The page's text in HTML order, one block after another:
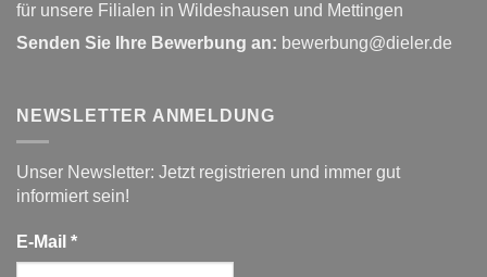
für unsere Filialen in Wildeshausen und Mettingen
Senden Sie Ihre Bewerbung an: bewerbung@dieler.de
NEWSLETTER ANMELDUNG
Unser Newsletter: Jetzt registrieren und immer gut
informiert sein!
E-Mail *